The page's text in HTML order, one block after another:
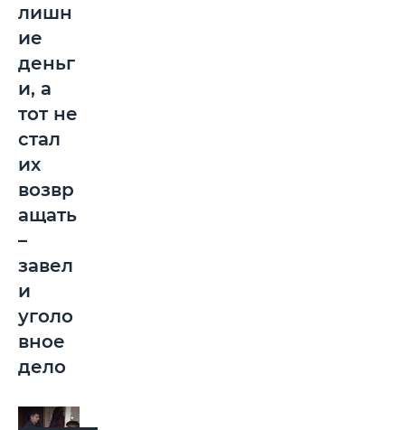
лишн
ие
деньг
и, а
тот не
стал
их
возвр
ащать
–
завел
и
уголо
вное
дело